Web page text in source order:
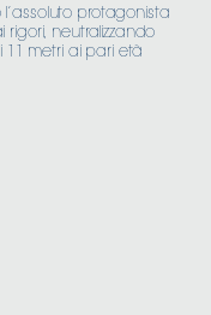
l’assoluto protagonista
rigori, neutralizzando
11 metri ai pari età